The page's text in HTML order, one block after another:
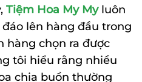
Tiệm Hoa My My luôn
lên hàng đầu trong
hàng chọn ra được
tôi hiểu rằng nhiều
chia buồn thường